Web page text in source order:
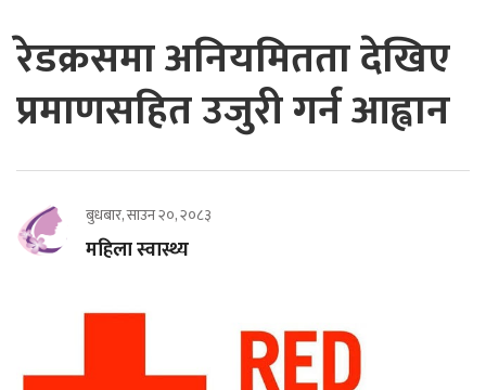
रेडक्रसमा अनियमितता देखिए
प्रमाणसहित उजुरी गर्न आह्वान
बुधबार, साउन २०, २०८३
महिला स्वास्थ्य